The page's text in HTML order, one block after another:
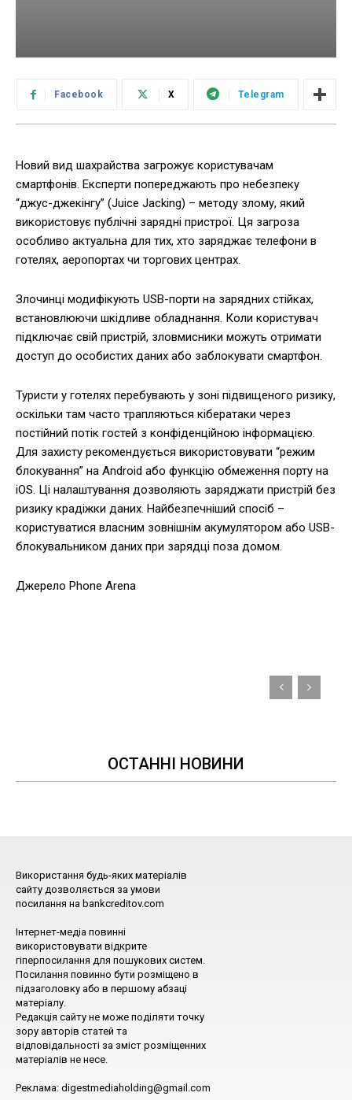
Facebook X Telegram
Новий вид шахрайства загрожує користувачам
смартфонів. Експерти попереджають про небезпеку
“джус-джекінгу” (Juice Jacking) – методу злому, який
використовує публічні зарядні пристрої. Ця загроза
особливо актуальна для тих, хто заряджає телефони в
готелях, аеропортах чи торгових центрах.
Злочинці модифікують USB-порти на зарядних стійках,
встановлюючи шкідливе обладнання. Коли користувач
підключає свій пристрій, зловмисники можуть отримати
доступ до особистих даних або заблокувати смартфон.
Туристи у готелях перебувають у зоні підвищеного ризику,
оскільки там часто трапляються кібератаки через
постійний потік гостей з конфіденційною інформацією.
Для захисту рекомендується використовувати “режим
блокування” на Android або функцію обмеження порту на
iOS. Ці налаштування дозволяють заряджати пристрій без
ризику крадіжки даних. Найбезпечніший спосіб –
користуватися власним зовнішнім акумулятором або USB-
блокувальником даних при зарядці поза домом.
Джерело Phone Arena
ОСТАННІ НОВИНИ
Використання будь-яких матеріалів
сайту дозволяється за умови
посилання на bankcreditov.com
Інтернет-медіа повинні
використовувати відкрите
гіперпосилання для пошукових систем.
Посилання повинно бути розміщено в
підзаголовку або в першому абзаці
матеріалу.
Редакція сайту не може поділяти точку
зору авторів статей та
відповідальності за зміст розміщенних
матеріалів не несе.
Реклама: digestmediaholding@gmail.com